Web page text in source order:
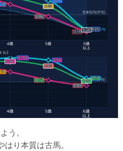
う。
り本質は古馬。